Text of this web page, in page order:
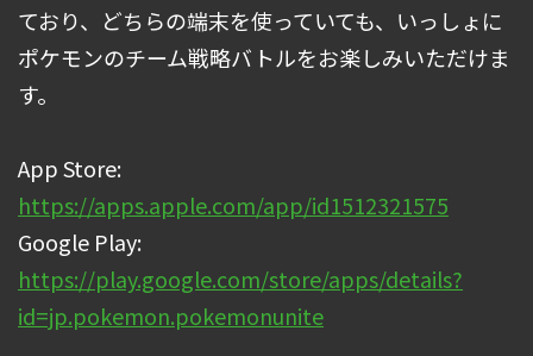
ており、どちらの端末を使っていても、いっしょに
ポケモンのチーム戦略バトルをお楽しみいただけま
す。
App Store:
https://apps.apple.com/app/id1512321575
Google Play:
https://play.google.com/store/apps/details?
id=jp.pokemon.pokemonunite